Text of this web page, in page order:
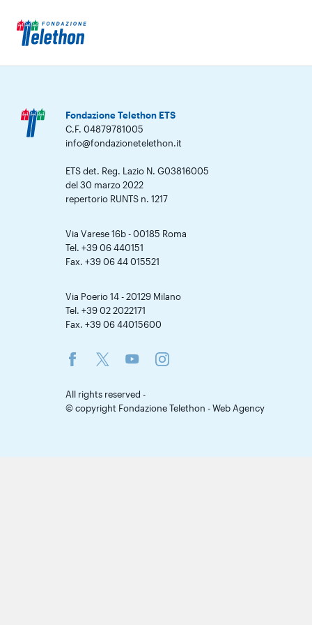
Fondazione Telethon ETS
C.F. 04879781005
info@fondazionetelethon.it
ETS det. Reg. Lazio N. G03816005
del 30 marzo 2022
repertorio RUNTS n. 1217
Via Varese 16b - 00185 Roma
Tel. +39 06 440151
Fax. +39 06 44 015521
Via Poerio 14 - 20129 Milano
Tel. +39 02 2022171
Fax. +39 06 44015600
All rights reserved -
© copyright Fondazione Telethon -Web Agency